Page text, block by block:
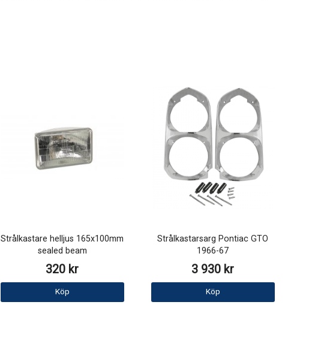
Strålkastare helljus 165x100mm
sealed beam
320 kr
Köp
Strålkastarsarg Pontiac GTO
1966-67
3 930 kr
Köp